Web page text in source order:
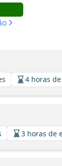
4 horas
3 horas de